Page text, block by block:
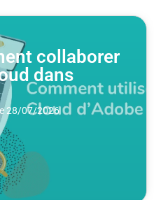
collaborer
dans
28/07/2026